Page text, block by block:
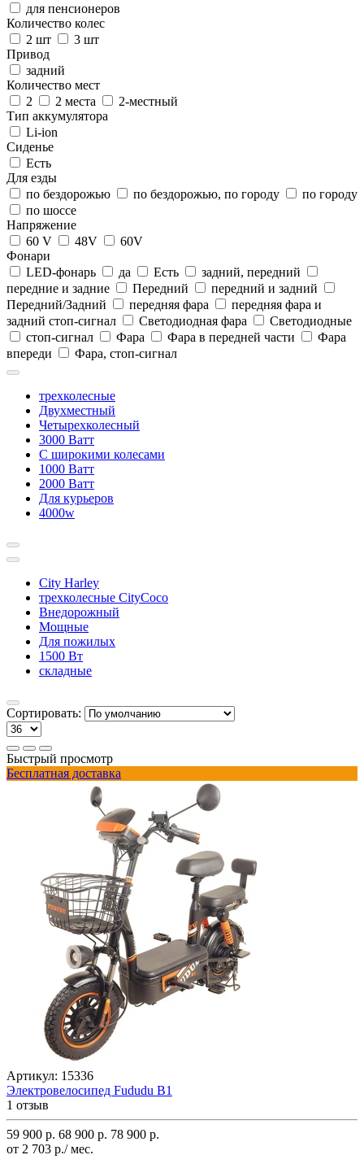
для пенсионеров
Количество колес
2 шт
3 шт
Привод
задний
Количество мест
2
2 места
2-местный
Тип аккумулятора
Li-ion
Сиденье
Есть
Для езды
по бездорожью
по бездорожью, по городу
по городу
по шоссе
Напряжение
60 V
48V
60V
Фонари
LED-фонарь
да Есть
задний, передний
передние и задние
Передний
передний и задний
Передний/Задний
передняя фара
передняя фара и
задний стоп-сигнал
Светодиодная фара
Светодиодные
стоп-сигнал
Фара Фара в передней части
Фара
впереди
Фара, стоп-сигнал
трехколесные
Двухместный
Четырехколесный
3000 Ватт
С широкими колесами
1000 Ватт
2000 Ватт
Для курьеров
4000w
City Harley
трехколесные CityCoco
Внедорожный
Мощные
Для пожилых
1500 Вт
складные
Сортировать:
Быстрый просмотр
Бесплатная доставка
Артикул: 15336
Электровелосипед Fududu B1
1 отзыв
59 900 р. 68 900 р. 78 900 р.
от 2 703 р./ мес.